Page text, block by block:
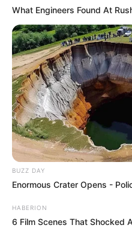
What Engineers Found At
BUZZ DAY
Enormous Crater Opens -
HABERION
6 Film Scenes That Shocked